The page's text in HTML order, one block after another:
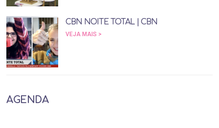
CBN NOITE TOTAL | CBN
VEJA MAIS >
AGENDA